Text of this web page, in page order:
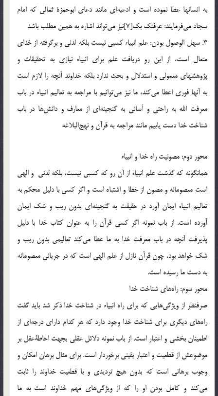
به انسانها عطا نموده است و ادعيه‌اي مانند دعاي ابوحمزة ثمالي كه امام
سجاد مي‌فرمايند: عرفتك بك[7]نيز مي‌تواند اشاره به همين مطلب باشد
3. سهل الوصول بودن: علم انبياء كسبي نيست بلكه لدني و برگرفته از خداي
متعال است، از اين رو دريافت علم براي انبياء نيازي به تحقيقات و
پژوهشهاي معمولي و استدلال و بحث ندارد بلكه خداوند آنچه را لازم است
به آنها فوري اعطا مي‌كند، ما نيز مي‌توانيم با مراجعه به تعاليم انبياء در باب
معرفت الله به راحتي و آساني به گنجينه‌اي از معارف و دانش‌ها در باب
شناخت خدا دست يابيم مانند مراجعه به قرآن و نهج‌البلاغه
محور دوم: مصونيت راه خدا و انبياء
همانگونه كه گذشت علم انبياء از آن رو كه كسبي نيست، بلكه لدني و الهي
است معصومانه و مصون از خطا و اشتباه است و اگر كسي با دليل محكم به
تعاليم انبياء ايمان آورد در حقيقت به گنجينه‌اي بدون ريب و شك ايمان
آورده است. از باب نمونه اگر كسي قرآن را به عنوان كتاب خدا با دليل
پذيرفت آنچه در باب معرفت خدا به ما عطا مي‌كند تعاليمي بدون ريب و
شك خواهد بود، چون قرآن نازل از علم الهي است كه در جرياني معصومانه
به دست ما رسيده است.
محور سوم: راه‌هاي شناخت خدا
صرفنظر از ويژگي‌هايي كه براي راه انبياء در شناخت خدا ذكر شد بايد گفت
راه‌هاي ديگري براي شناخت خدا وجود دارد كه هر كدام داراي درجه‌اي از
اطمينان بخشي و اعتبار است. از باب نمونه دلائل عقلي بجهت احاطة‌عقل بر
موضوعش از قطعيت و اعتبار يقيني برخوردار است. براي مثال برهان امكان و
وجوب برهاني است كه بدون هيچ ترديدي و با قطعيت خداوند را ثابت
مي‌كند و كامل بودن او را كه از ويژگي‌هاي مهم خداوند است به ما